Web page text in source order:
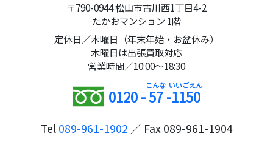
〒790-0944 松山市古川西1丁目4-2
たかおマンション 1階
定休日／木曜日（年末年始・お盆休み）
木曜日は出張買取対応
営業時間／10:00～18:30
0120 -57-1150
Tel 089-961-1902 ／ Fax 089-961-1904